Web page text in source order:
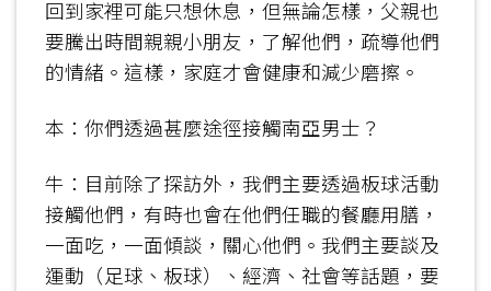
回到家裡可能只想休息，但無論怎樣，父親也
要騰出時間親親小朋友，了解他們，疏導他們
的情緒。這樣，家庭才會健康和減少磨擦。
本：你們透過甚麼途徑接觸南亞男士？
牛：目前除了探訪外，我們主要透過板球活動
接觸他們，有時也會在他們任職的餐廳用膳，
一面吃，一面傾談，關心他們。我們主要談及
運動（足球、板球）、經濟、社會等話題，要